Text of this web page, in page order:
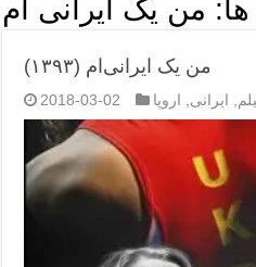
من یک ایرانی ام
من یک ایرانی‌ام (۱۳۹۳)
2018-03-02 ایرانی اروپا